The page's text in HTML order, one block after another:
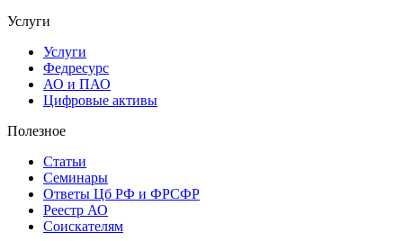
Услуги
Услуги
Федресурс
АО и ПАО
Цифровые активы
Полезное
Статьи
Cеминары
Ответы Цб РФ и ФРСФР
Реестр АО
Соискателям